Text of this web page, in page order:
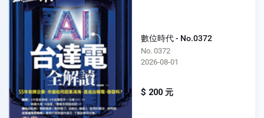
數位時代 - No.0372
No. 0372
2026-08-01
$ 200 元